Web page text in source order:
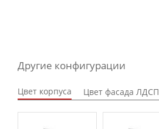
Другие конфигурации
Цвет корпуса Цвет фасада ЛДСП